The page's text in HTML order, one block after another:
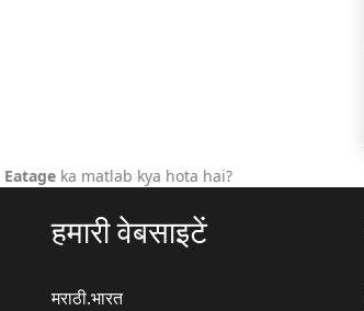
Eatage ka matlab kya hota hai?
हमारी वेबसाइटें
मराठी.भारत